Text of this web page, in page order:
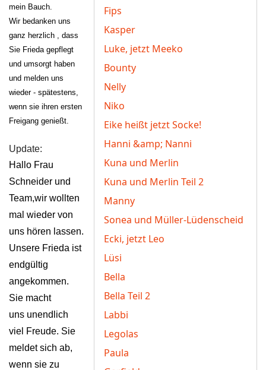
Fips
Kasper
Luke, jetzt Meeko
Bounty
Nelly
Niko
Eike heißt jetzt Socke!
Hanni &amp; Nanni
Kuna und Merlin
Kuna und Merlin Teil 2
Manny
Sonea und Müller-Lüdenscheid
Ecki, jetzt Leo
Lüsi
Bella
Bella Teil 2
Labbi
Legolas
Paula
mein Bauch.
Wir bedanken uns
ganz herzlich , dass
Sie Frieda gepflegt
und umsorgt haben
und melden uns
wieder - spätestens,
wenn sie ihren ersten
Freigang genießt.
Update:
Hallo Frau
Schneider und
Team,wir wollten
mal wieder von
uns hören lassen.
Unsere Frieda ist
endgültig
angekommen.
Sie macht
uns unendlich
viel Freude. Sie
meldet sich ab,
wenn sie zu